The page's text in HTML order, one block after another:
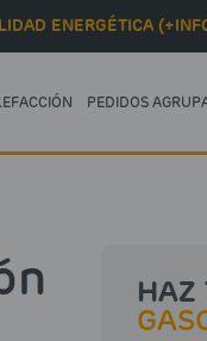
ENERGÉTICA
PEDIDOS
HAZ